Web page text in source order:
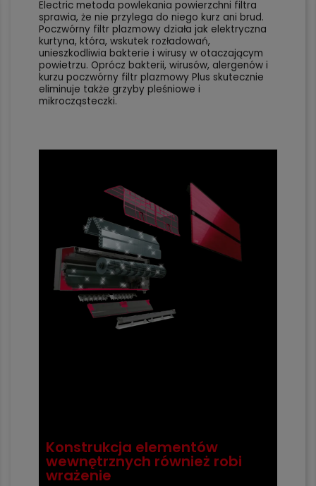
Electric metoda powlekania powierzchni filtra
sprawia, że nie przylega do niego kurz ani brud.
Poczwórny filtr plazmowy działa jak elektryczna
kurtyna, która, wskutek rozładowań,
unieszkodliwia bakterie i wirusy w otaczającym
powietrzu. Oprócz bakterii, wirusów, alergenów i
kurzu poczwórny filtr plazmowy Plus skutecznie
eliminuje także grzyby pleśniowe i
mikrocząsteczki.
Konstrukcja elementów
wewnętrznych również robi
wrażenie